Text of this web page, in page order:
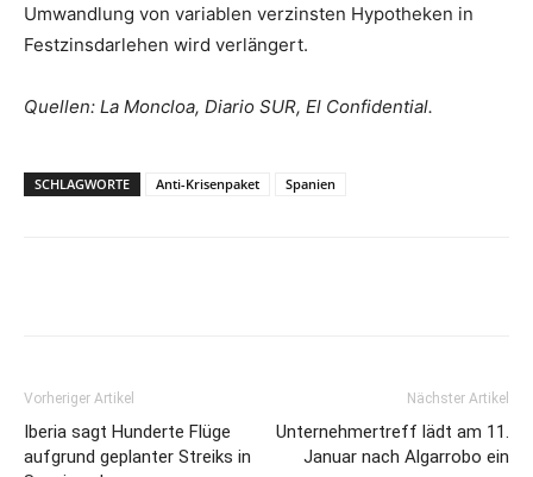
Umwandlung von variablen verzinsten Hypotheken in
Festzinsdarlehen wird verlängert.
Quellen: La Moncloa, Diario SUR, El Confidential.
SCHLAGWORTE Anti-Krisenpaket Spanien
Vorheriger Artikel
Iberia sagt Hunderte Flüge
aufgrund geplanter Streiks in
Nächster Artikel
Unternehmertreff lädt am 11.
Januar nach Algarrobo ein